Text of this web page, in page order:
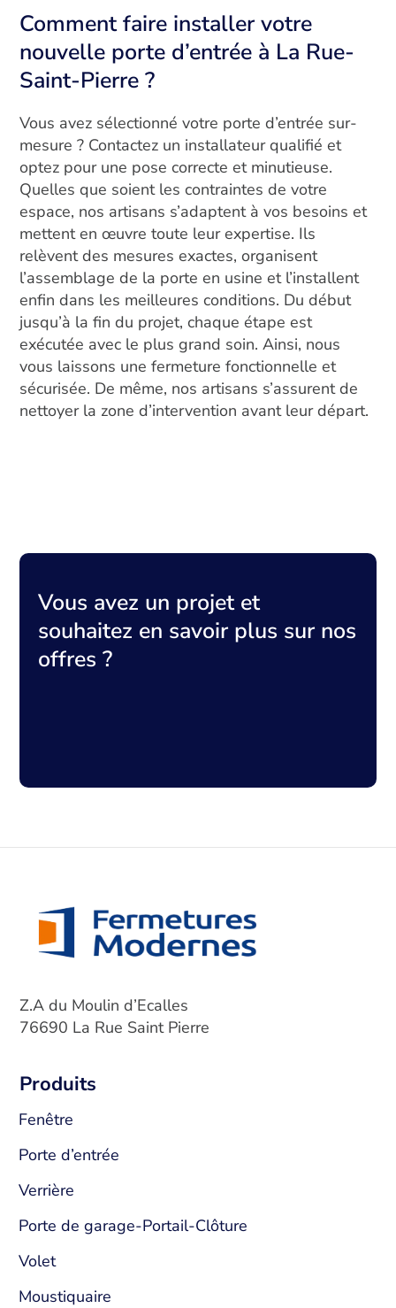
Comment faire installer votre
nouvelle porte d’entrée à La Rue-
Saint-Pierre ?
Vous avez sélectionné votre porte d’entrée sur-
mesure ? Contactez un installateur qualifié et
optez pour une pose correcte et minutieuse.
Quelles que soient les contraintes de votre
espace, nos artisans s’adaptent à vos besoins et
mettent en œuvre toute leur expertise. Ils
relèvent des mesures exactes, organisent
l’assemblage de la porte en usine et l’installent
enfin dans les meilleures conditions. Du début
jusqu’à la fin du projet, chaque étape est
exécutée avec le plus grand soin. Ainsi, nous
vous laissons une fermeture fonctionnelle et
sécurisée. De même, nos artisans s’assurent de
nettoyer la zone d’intervention avant leur départ.
Vous avez un projet et
souhaitez en savoir plus sur nos
offres ?
Z.A du Moulin d’Ecalles
76690 La Rue Saint Pierre
Produits
Fenêtre
Porte d’entrée
Verrière
Porte de garage-Portail-Clôture
Volet
Moustiquaire